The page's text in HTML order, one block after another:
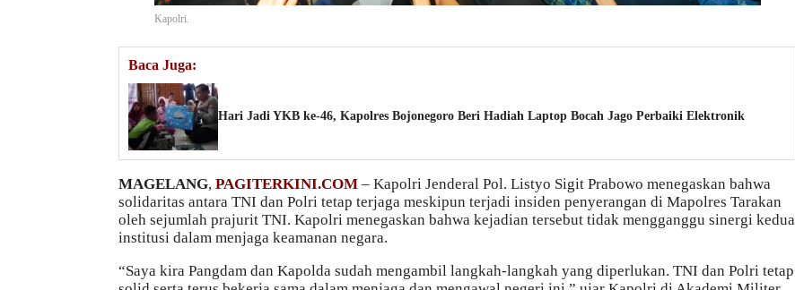
Kapolri.
Baca Juga:
Hari Jadi YKB ke-46, Kapolres Bojonegoro Beri Hadiah Laptop Bocah Jago Perbaiki Elektronik
MAGELANG, PAGITERKINI.COM – Kapolri Jenderal Pol. Listyo Sigit Prabowo menegaskan bahwa
solidaritas antara TNI dan Polri tetap terjaga meskipun terjadi insiden penyerangan di Mapolres Tarakan
oleh sejumlah prajurit TNI. Kapolri menegaskan bahwa kejadian tersebut tidak mengganggu sinergi kedua
institusi dalam menjaga keamanan negara.
“Saya kira Pangdam dan Kapolda sudah mengambil langkah-langkah yang diperlukan. TNI dan Polri tetap